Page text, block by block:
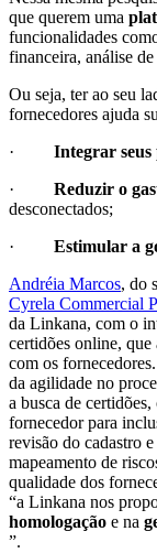
que querem uma
funcionalidades
financeira, análise
Ou seja, ter ao seu
fornecedores ajuda
· Integrar seus
· Reduzir o
desconectados;
· Estimular a
Andréia Marcos, do
Cyrela Commercial
da Linkana, com o
certidões online, que
com os
da agilidade no
a busca de
fornecedor para
revisão do cadastro
mapeamento de
qualidade dos
“a Linkana nos
homologação e na
”.